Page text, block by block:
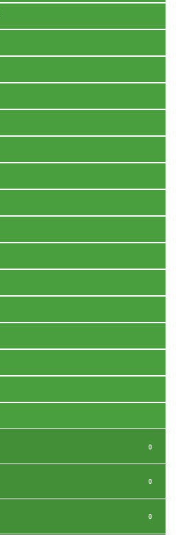
0
0
0